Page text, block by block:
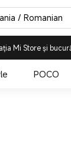
/ Romanian
Mi Store și
POCO